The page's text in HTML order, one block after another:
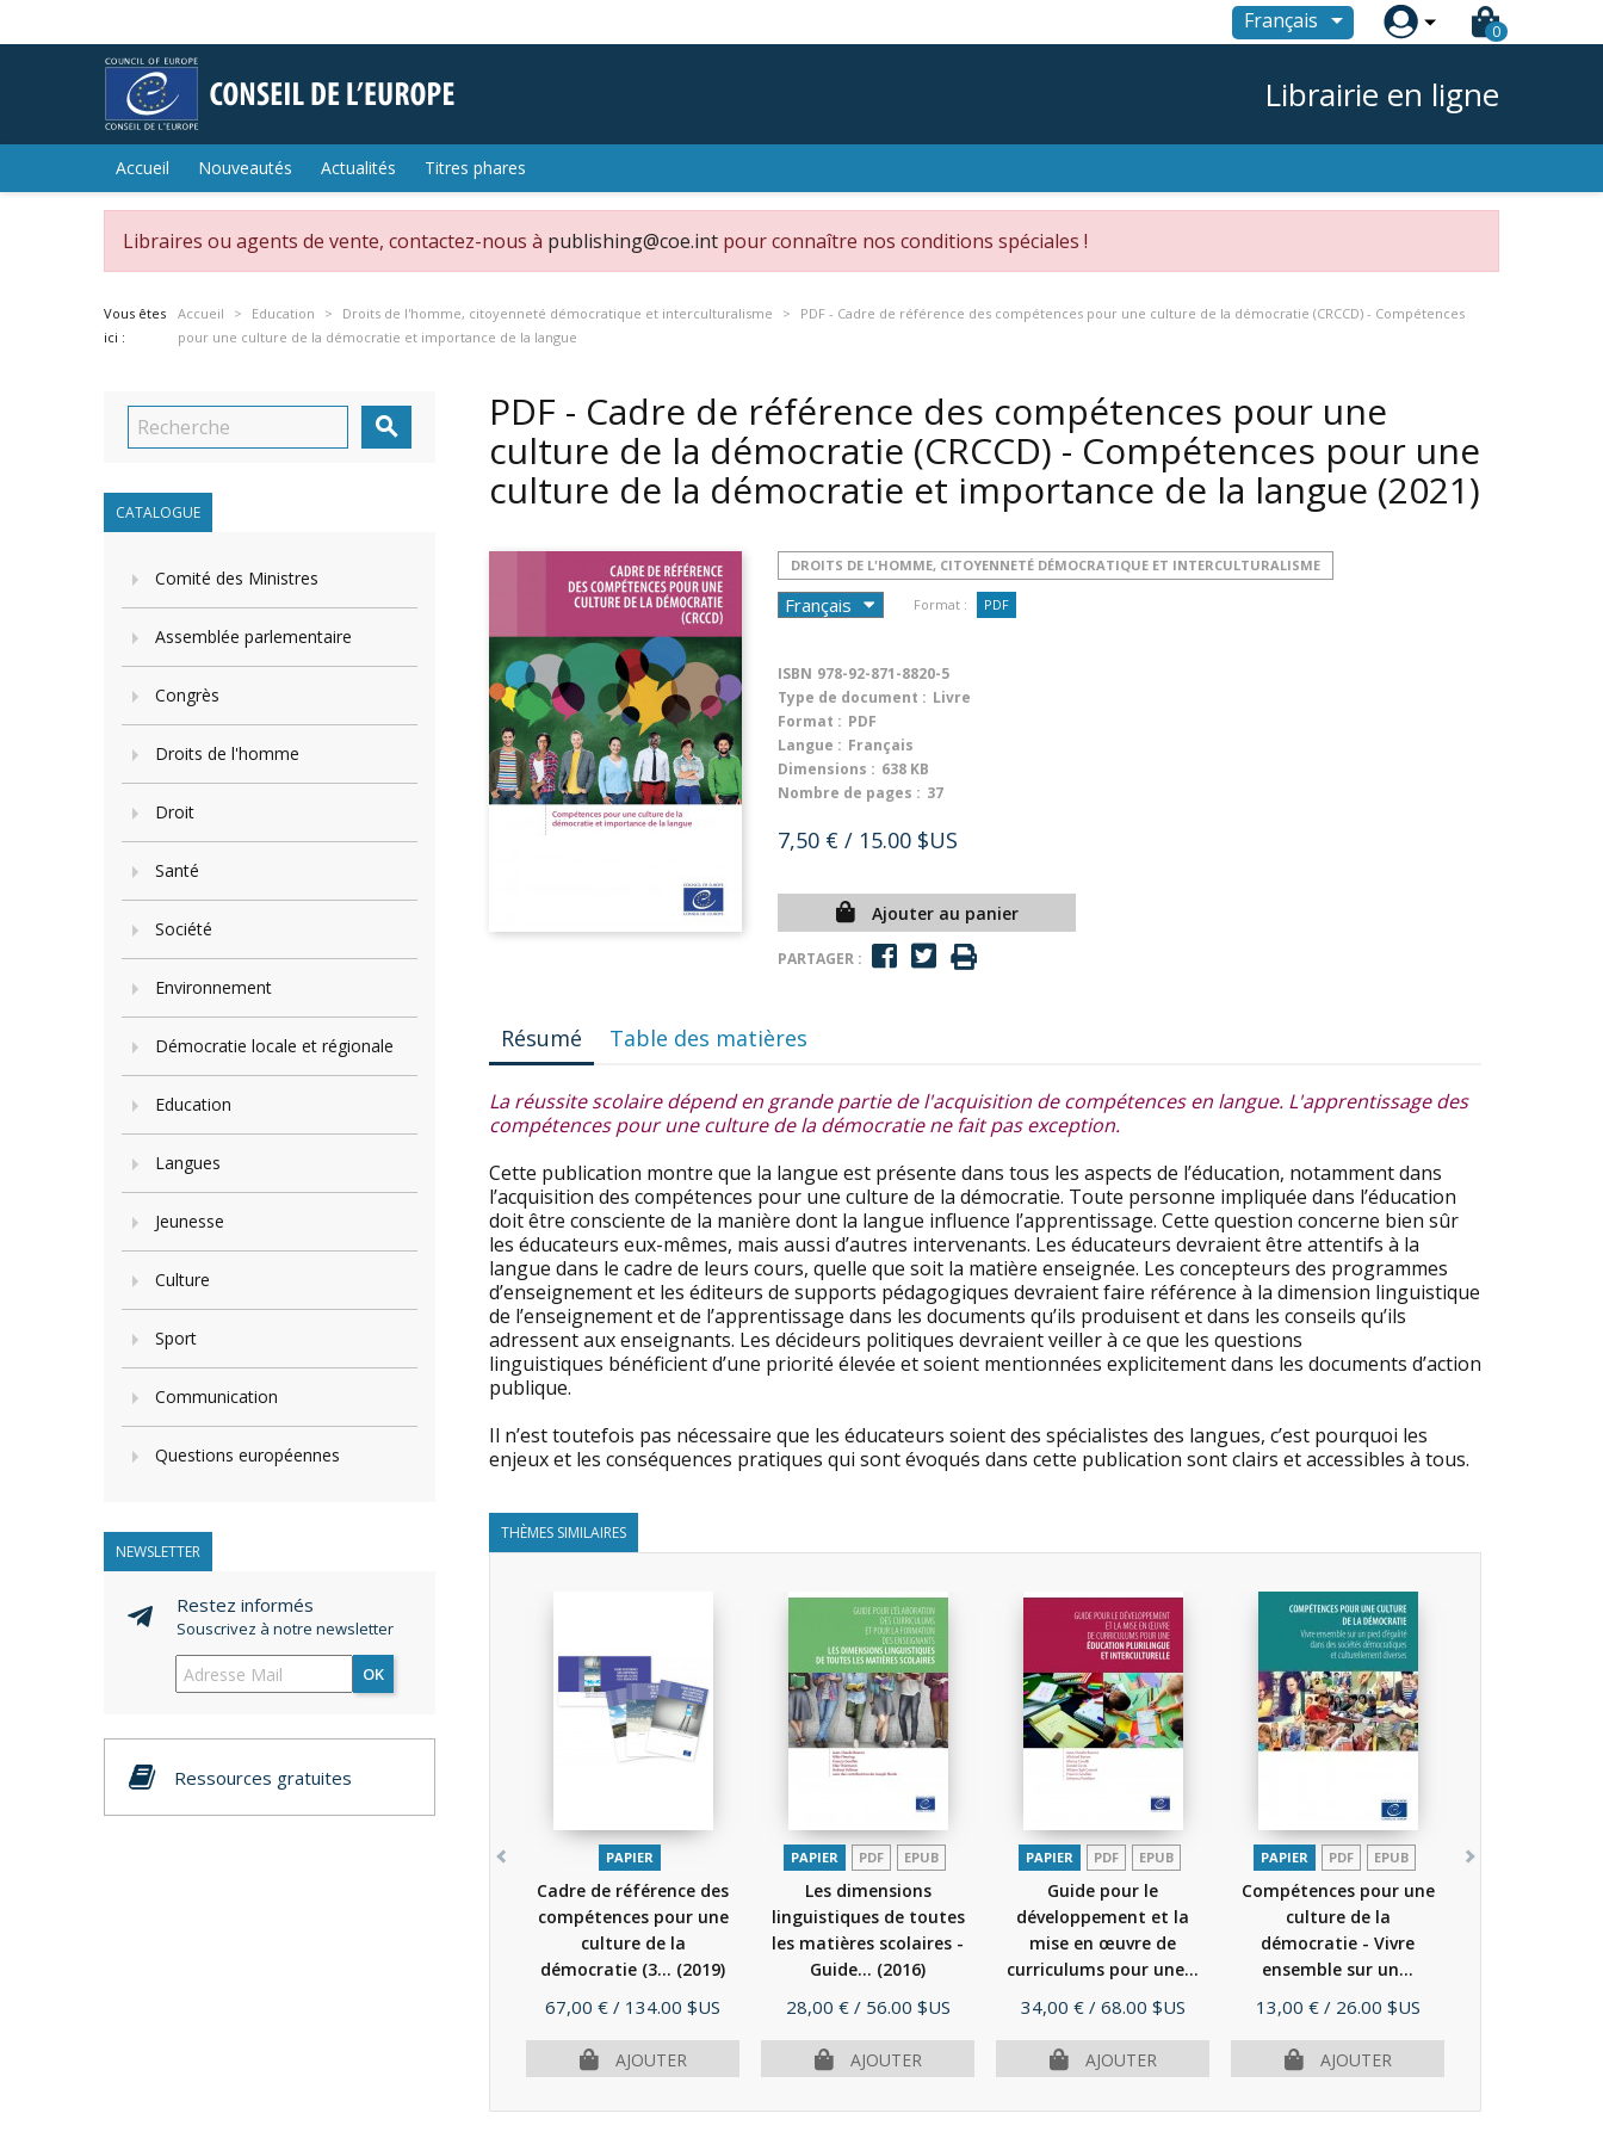
Français  0
Librairie en ligne
Accueil Nouveautés Actualités Titres phares
Libraires ou agents de vente, contactez-nous à publishing@coe.int pour connaître nos conditions spéciales !
Vous êtes
ici :
Accueil Education Droits de l'homme, citoyenneté démocratique et interculturalisme
PDF - Cadre de référence des compétences pour une culture de la démocratie (CRCCD) - Compétences
pour une culture de la démocratie et importance de la langue

CATALOGUE
Comité des Ministres
Assemblée parlementaire
Congrès
Droits de l'homme
Droit
Santé
Société
Environnement
Démocratie locale et régionale
Education
Langues
Jeunesse
Culture
Sport
Communication
Questions européennes
NEWSLETTER
Restez informés
Souscrivez à notre newsletter
OK
Ressources gratuites
PDF - Cadre de référence des compétences pour une
culture de la démocratie (CRCCD) - Compétences pour une
culture de la démocratie et importance de la langue (2021)
DROITS DE L'HOMME, CITOYENNETÉ DÉMOCRATIQUE ET INTERCULTURALISME
Format : PDF
ISBN 978-92-871-8820-5
Type de document : Livre
Format : PDF
Langue : Français
Dimensions : 638 KB
Nombre de pages : 37
7,50 € / 15.00 $US
Ajouter au panier
PARTAGER :
Résumé Table des matières
La réussite scolaire dépend en grande partie de l'acquisition de compétences en langue. L'apprentissage des
compétences pour une culture de la démocratie ne fait pas exception.
Cette publication montre que la langue est présente dans tous les aspects de l’éducation, notamment dans
l’acquisition des compétences pour une culture de la démocratie. Toute personne impliquée dans l’éducation
doit être consciente de la manière dont la langue influence l’apprentissage. Cette question concerne bien sûr
les éducateurs eux-mêmes, mais aussi d’autres intervenants. Les éducateurs devraient être attentifs à la
langue dans le cadre de leurs cours, quelle que soit la matière enseignée. Les concepteurs des programmes
d’enseignement et les éditeurs de supports pédagogiques devraient faire référence à la dimension linguistique
de l’enseignement et de l’apprentissage dans les documents qu’ils produisent et dans les conseils qu’ils
adressent aux enseignants. Les décideurs politiques devraient veiller à ce que les questions
linguistiques bénéficient d’une priorité élevée et soient mentionnées explicitement dans les documents d’action
publique.
Il n’est toutefois pas nécessaire que les éducateurs soient des spécialistes des langues, c’est pourquoi les
enjeux et les conséquences pratiques qui sont évoqués dans cette publication sont clairs et accessibles à tous.
THÈMES SIMILAIRES
PAPIER
Cadre de référence des
compétences pour une
culture de la
démocratie (3... (2019)
Prix
67,00 € / 134.00 $US
AJOUTER
PAPIER PDF EPUB
Les dimensions
linguistiques de toutes
les matières scolaires -
Guide... (2016)
Prix
28,00 € / 56.00 $US
AJOUTER
PAPIER PDF EPUB
Guide pour le
développement et la
mise en œuvre de
curriculums pour une...
Prix
34,00 € / 68.00 $US
AJOUTER
PAPIER PDF EPUB
Compétences pour une
culture de la
démocratie - Vivre
ensemble sur un...
Prix
13,00 € / 26.00 $US
AJOUTER